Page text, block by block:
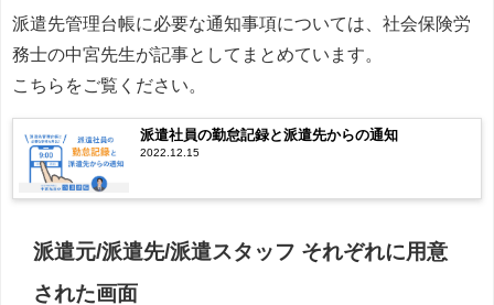
派遣先管理台帳に必要な通知事項については、社会保険労
務士の中宮先生が記事としてまとめています。
こちらをご覧ください。
派遣社員の勤怠記録と派遣先からの通知
2022.12.15
派遣元/派遣先/派遣スタッフ それぞれに用意
された画面